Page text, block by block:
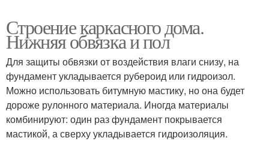
Строение каркасного дома.
Нижняя обвязка и пол
Для защиты обвязки от воздействия влаги снизу, на
фундамент укладывается рубероид или гидроизол.
Можно использовать битумную мастику, но она будет
дороже рулонного материала. Иногда материалы
комбинируют: один раз фундамент покрывается
мастикой, а сверху укладывается гидроизоляция.